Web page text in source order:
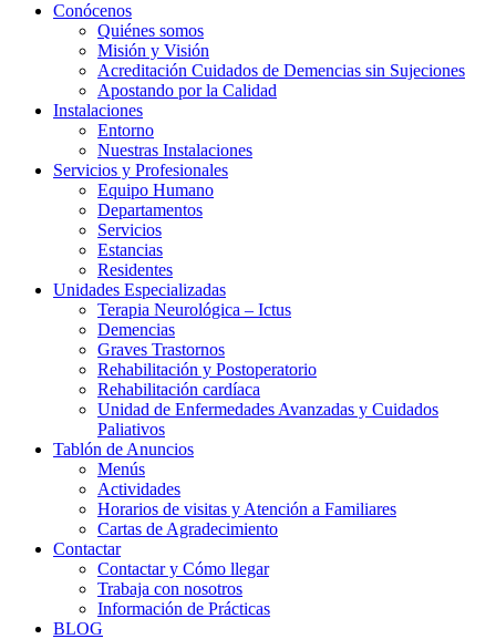
Conócenos
Quiénes somos
Misión y Visión
Acreditación Cuidados de Demencias sin Sujeciones
Apostando por la Calidad
Instalaciones
Entorno
Nuestras Instalaciones
Servicios y Profesionales
Equipo Humano
Departamentos
Servicios
Estancias
Residentes
Unidades Especializadas
Terapia Neurológica – Ictus
Demencias
Graves Trastornos
Rehabilitación y Postoperatorio
Rehabilitación cardíaca
Unidad de Enfermedades Avanzadas y Cuidados
Paliativos
Tablón de Anuncios
Menús
Actividades
Horarios de visitas y Atención a Familiares
Cartas de Agradecimiento
Contactar
Contactar y Cómo llegar
Trabaja con nosotros
Información de Prácticas
BLOG